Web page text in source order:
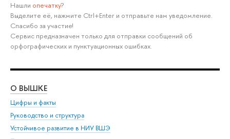
Нашли опечатку?
Выделите её, нажмите Ctrl+Enter и отправьте нам уведомление.
Спасибо за участие!
Сервис предназначен только для отправки сообщений об
орфографических и пунктуационных ошибках.
О ВЫШКЕ
Цифры и факты
Руководство и структура
Устойчивое развитие в НИУ ВШЭ